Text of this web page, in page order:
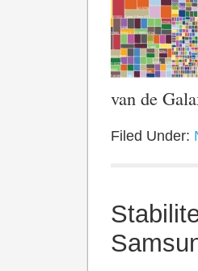
van de
Filed Under: